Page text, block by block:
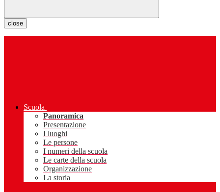
close
Scuola
Panoramica
Presentazione
I luoghi
Le persone
I numeri della scuola
Le carte della scuola
Organizzazione
La storia